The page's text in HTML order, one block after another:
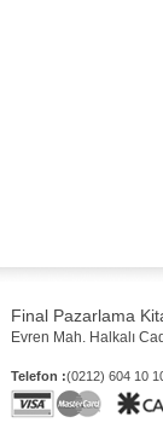
Final Pazarlama
Evren Mah. Halkalı
Telefon :(0212) 604 10